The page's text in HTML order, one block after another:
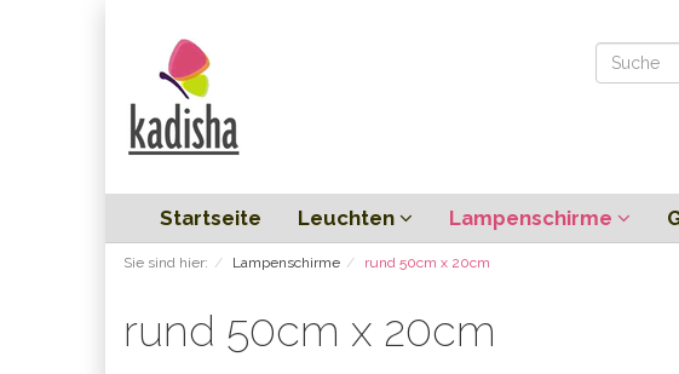
Startseite Leuchten Lampenschirme
Sie sind hier: Lampenschirme rund 50cm x 20cm
rund 50cm x 20cm